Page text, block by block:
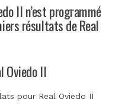
II n’est programmé
résultats de Real
Oviedo II
pour Real Oviedo II